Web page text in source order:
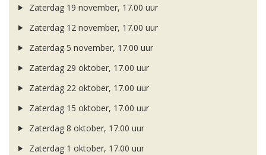
Zaterdag 19 november, 17.00 uur
Zaterdag 12 november, 17.00 uur
Zaterdag 5 november, 17.00 uur
Zaterdag 29 oktober, 17.00 uur
Zaterdag 22 oktober, 17.00 uur
Zaterdag 15 oktober, 17.00 uur
Zaterdag 8 oktober, 17.00 uur
Zaterdag 1 oktober, 17.00 uur